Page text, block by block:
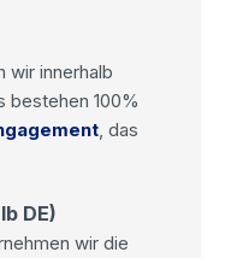
wir innerhalb
bestehen 100%
, das
DE)
wir die